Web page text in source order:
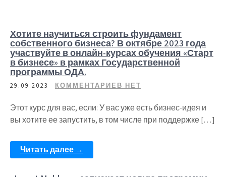
Хотите научиться строить фундамент
собственного бизнеса? В октябре 2023 года
участвуйте в онлайн-курсах обучения «Старт
в бизнесе» в рамках Государственной
программы ОДА.
29.09.2023 КОММЕНТАРИЕВ НЕТ
Этот курс для вас, если: У вас уже есть бизнес-идея и
вы хотите ее запустить, в том числе при поддержке […]
Читать далее →